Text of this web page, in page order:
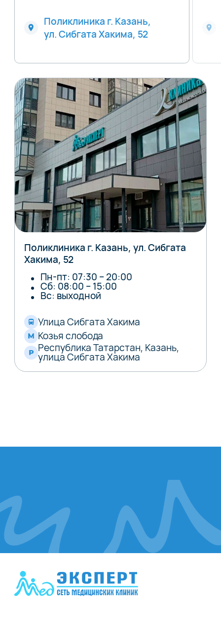
Поликлиника г. Казань,
ул. Сибгата Хакима, 52
Поликлиника г. Казань, ул. Сибгата
Хакима, 52
Пн-пт: 07:30 – 20:00
Сб: 08:00 – 15:00
Вс: выходной
Улица Сибгата Хакима
Козья слобода
Республика Татарстан, Казань,
улица Сибгата Хакима